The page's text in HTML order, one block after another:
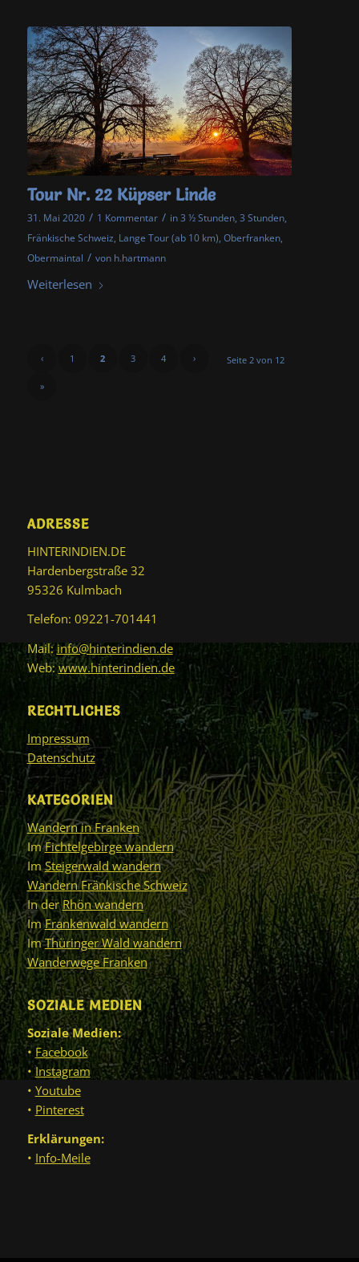
Tour Nr. 22 Küpser Linde
31. Mai 2020 / 1 Kommentar / in3 ½ Stunden, 3 Stunden,
Fränkische Schweiz, Lange Tour (ab 10 km), Oberfranken,
Obermaintal / von h.hartmann
Weiterlesen
Seite 2 von 12
‹ 1 2 3 4 ›
»
ADRESSE
HINTERINDIEN.DE
Hardenbergstraße 32
95326 Kulmbach
Telefon: 09221-701441
Mail:info@hinterindien.de
Web:www.hinterindien.de
RECHTLICHES
Impressum
Datenschutz
KATEGORIEN
Wandern in Franken
ImFichtelgebirge wandern
ImSteigerwald wandern
Wandern Fränkische Schweiz
In derRhön wandern
ImFrankenwald wandern
ImThüringer Wald wandern
Wanderwege Franken
SOZIALE MEDIEN
Soziale Medien:
•Facebook
•Instagram
• Youtube
• Pinterest
Erklärungen:
• Info-Meile